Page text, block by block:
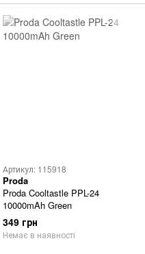
Артикул: 115918
Proda
Proda Cooltastle PPL-24
10000mAh Green
349 грн
Немає в наявності